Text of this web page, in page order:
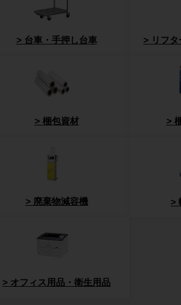
台車・手押し台車 リフ
梱包資材
廃棄物減容機
オフィス用品・衛生用品